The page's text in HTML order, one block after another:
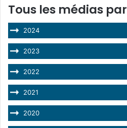
Tous les médias
2024
2023
2022
2021
2020